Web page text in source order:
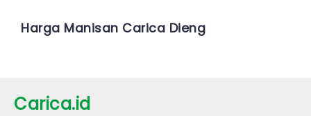
Harga Manisan Carica Dieng
Carica.id